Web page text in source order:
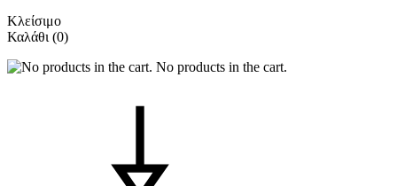
Κλείσιμο
Καλάθι (0)
No products in the cart.